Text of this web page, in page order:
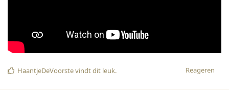
Reageren
HaantjeDeVoorstevindt dit leuk.